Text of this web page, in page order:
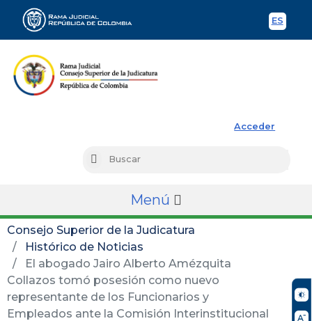
ES
Acceder
Buscar
Menú
Consejo Superior de la Judicatura
Histórico de Noticias
El abogado Jairo Alberto Amézquita
Collazos tomó posesión como nuevo
representante de los Funcionarios y
Empleados ante la Comisión Interinstitucional